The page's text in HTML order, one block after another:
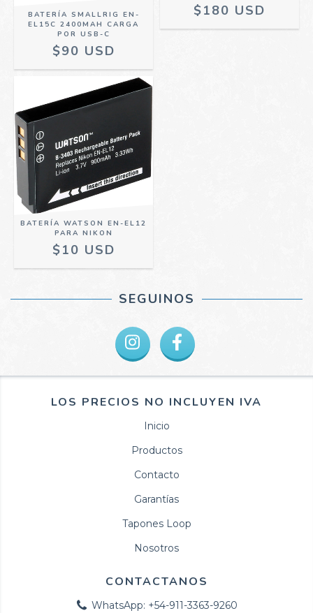
BATERÍA SMALLRIG EN-
EL15C 2400MAH CARGA
POR USB-C
$90 USD
$180 USD
BATERÍA WATSON EN-EL12
PARA NIKON
$10 USD
SEGUINOS
LOS PRECIOS NO INCLUYEN IVA
Inicio
Productos
Contacto
Garantías
Tapones Loop
Nosotros
CONTACTANOS
WhatsApp: +54-911-3363-9260